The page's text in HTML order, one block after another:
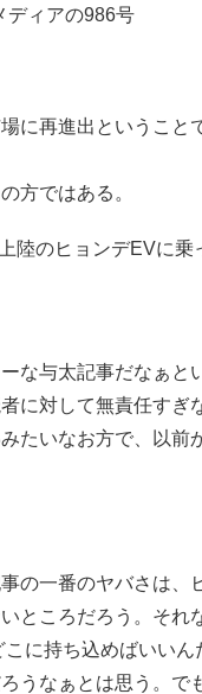
ィアの986号
に再進出ということ
方ではある。
陸のヒョンデEVに
な与太記事だなぁと
に対して無責任すぎ
いなお方で、以前
の一番のヤバさは、
ところだろう。それ
に持ち込めばいいん
なぁとは思う。で